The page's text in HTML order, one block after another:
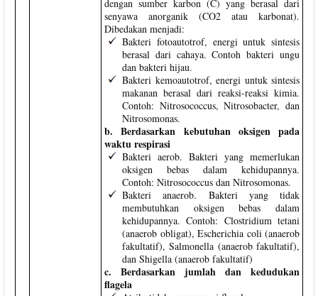
dengan sumber karbon (C) yang berasal dari
senyawa anorganik (CO2 atau karbonat).
Dibedakan menjadi:
Bakteri fotoautotrof, energi untuk sintesis
berasal dari cahaya. Contoh bakteri ungu
dan bakteri hijau.
Bakteri kemoautotrof, energi untuk sintesis
makanan berasal dari reaksi-reaksi kimia.
Contoh: Nitrosococcus, Nitrosobacter, dan
Nitrosomonas.
b. Berdasarkan kebutuhan oksigen pada
waktu respirasi
Bakteri aerob. Bakteri yang memerlukan
oksigen bebas dalam kehidupannya.
Contoh: Nitrosococcus dan Nitrosomonas.
Bakteri anaerob. Bakteri yang tidak
membutuhkan oksigen bebas dalam
kehidupannya. Contoh: Clostridium tetani
(anaerob obligat), Escherichia coli (anaerob
fakultatif), Salmonella (anaerob fakultatif),
dan Shigella (anaerob fakultatif)
c. Berdasarkan jumlah dan kedudukan
flagela